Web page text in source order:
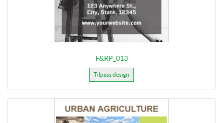
F&RP_013
Tilpass design